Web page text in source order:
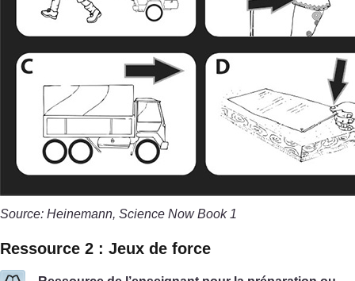
Source: Heinemann, Science Now Book 1
Ressource 2 : Jeux de force